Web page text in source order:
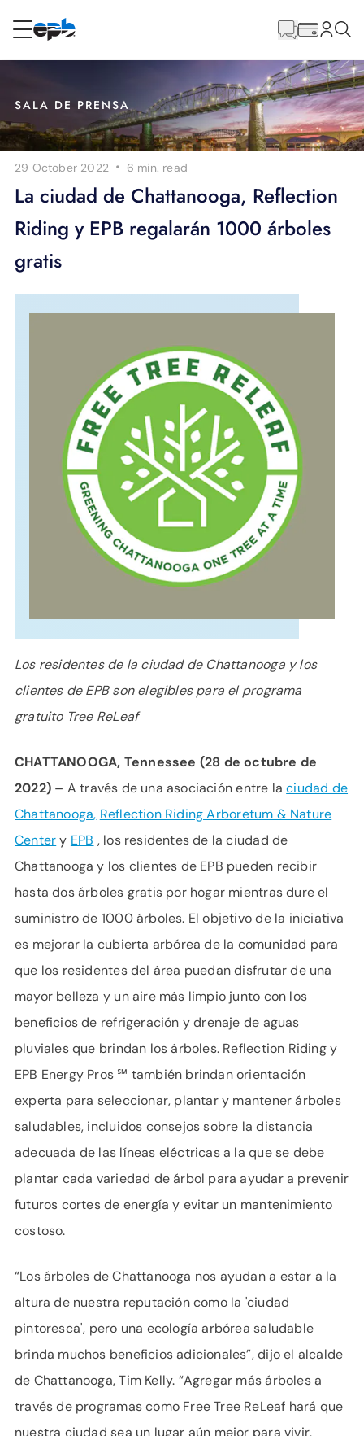
Internet
Energía
Televisión
principal
SALA DE PRENSA
29 October 2022 · 6 min. read
La ciudad de Chattanooga, Reflection
Riding y EPB regalarán 1000 árboles
gratis
Los residentes de la ciudad de Chattanooga y los
clientes de EPB son elegibles para el programa
gratuito Tree ReLeaf
CHATTANOOGA, Tennessee (28 de octubre de
2022) – A través de una asociación entre laciudad de
Chattanooga, Reflection Riding Arboretum & Nature
Centery EPB , los residentes de la ciudad de
Chattanooga y los clientes de EPB pueden recibir
hasta dos árboles gratis por hogar mientras dure el
suministro de 1000 árboles. El objetivo de la iniciativa
es mejorar la cubierta arbórea de la comunidad para
que los residentes del área puedan disfrutar de una
mayor belleza y un aire más limpio junto con los
beneficios de refrigeración y drenaje de aguas
pluviales que brindan los árboles. Reflection Riding y
EPB Energy Pros ℠ también brindan orientación
experta para seleccionar, plantar y mantener árboles
saludables, incluidos consejos sobre la distancia
adecuada de las líneas eléctricas a la que se debe
plantar cada variedad de árbol para ayudar a prevenir
futuros cortes de energía y evitar un mantenimiento
costoso.
“Los árboles de Chattanooga nos ayudan a estar a la
altura de nuestra reputación como la 'ciudad
pintoresca', pero una ecología arbórea saludable
brinda muchos beneficios adicionales”, dijo el alcalde
de Chattanooga, Tim Kelly. “Agregar más árboles a
través de programas como Free Tree ReLeaf hará que
nuestra ciudad sea un lugar aún mejor para vivir,